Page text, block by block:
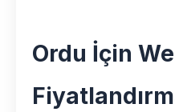
Ordu İçin